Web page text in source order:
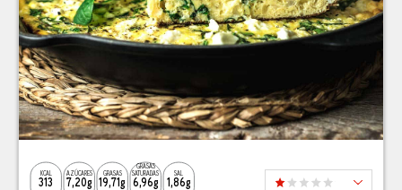
KCAL
313
AZÚCARES
7,20g
GRASAS
19,71g
GRASAS
SATURADAS
6,96g
SAL
1,86g